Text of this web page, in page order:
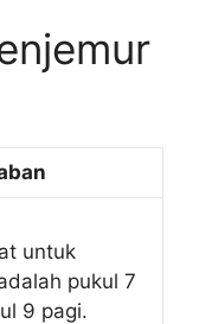
untuk
pukul 7
9 pagi.